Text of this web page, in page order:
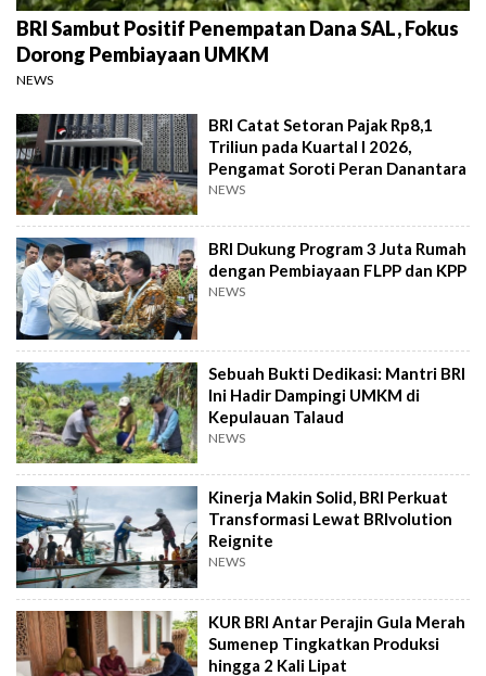
BRI Sambut Positif Penempatan Dana SAL, Fokus
Dorong Pembiayaan UMKM
NEWS
BRI Catat Setoran Pajak Rp8,1
Triliun pada Kuartal I 2026,
Pengamat Soroti Peran Danantara
NEWS
BRI Dukung Program 3 Juta Rumah
dengan Pembiayaan FLPP dan KPP
NEWS
Sebuah Bukti Dedikasi: Mantri BRI
Ini Hadir Dampingi UMKM di
Kepulauan Talaud
NEWS
Kinerja Makin Solid, BRI Perkuat
Transformasi Lewat BRIvolution
Reignite
NEWS
KUR BRI Antar Perajin Gula Merah
Sumenep Tingkatkan Produksi
hingga 2 Kali Lipat